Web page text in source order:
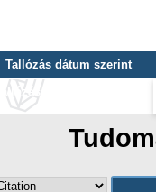
Tallózás dátum szerint
Tallózás kulcsszó szerint